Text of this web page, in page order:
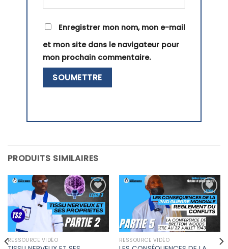
Enregistrer mon nom, mon e-mail
et mon site dans le navigateur pour
mon prochain commentaire.
PRODUITS SIMILAIRES
Ajouter
à la liste
d’envies
RESSOURCE VIDÉO
Ajouter
à la liste
d’envies
RESSOURCE VIDÉO